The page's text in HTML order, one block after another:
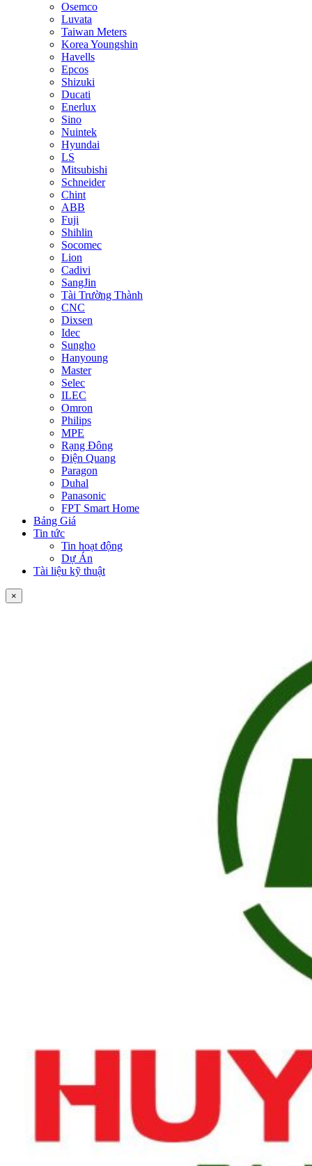
Osemco
Luvata
Taiwan Meters
Korea Youngshin
Havells
Epcos
Shizuki
Ducati
Enerlux
Sino
Nuintek
Hyundai
LS
Mitsubishi
Schneider
Chint
ABB
Fuji
Shihlin
Socomec
Lion
Cadivi
SangJin
Tài Trường Thành
CNC
Dixsen
Idec
Sungho
Hanyoung
Master
Selec
ILEC
Omron
Philips
MPE
Rạng Đông
Điện Quang
Paragon
Duhal
Panasonic
FPT Smart Home
Bảng Giá
Tin tức
Tin hoạt động
Dự Án
Tài liệu kỹ thuật
×